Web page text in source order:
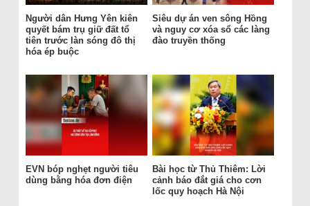
Người dân Hưng Yên kiên
quyết bám trụ giữ đất tổ
tiên trước làn sóng đô thị
hóa ép buộc
Siêu dự án ven sông Hồng
và nguy cơ xóa sổ các làng
đào truyền thống
EVN bóp nghẹt người tiêu
dùng bằng hóa đơn điện
Bài học từ Thủ Thiêm: Lời
cảnh báo đắt giá cho cơn
lốc quy hoạch Hà Nội